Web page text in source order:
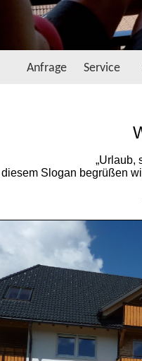
Anfrage Service
„Urlaub,
diesem Slogan begrüßen